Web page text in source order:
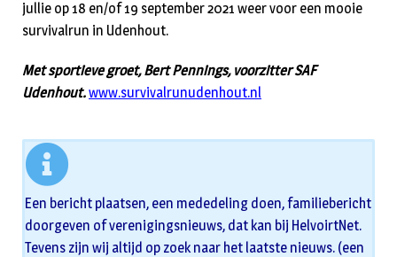
jullie op 18 en/of 19 september 2021 weer voor een mooie
survivalrun in Udenhout.
Met sportieve groet, Bert Pennings, voorzitter SAF
Udenhout.www.survivalrunudenhout.nl
Een bericht plaatsen, een mededeling doen, familiebericht
doorgeven of verenigingsnieuws, dat kan bij HelvoirtNet.
Tevens zijn wij altijd op zoek naar het laatste nieuws. (een